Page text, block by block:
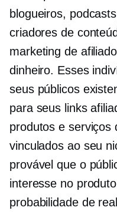
blogueiros,
criadores de
marketing de
dinheiro. Esses
seus públicos
para seus links
produtos e serviços
vinculados ao seu
provável que o
interesse no
probabilidade de